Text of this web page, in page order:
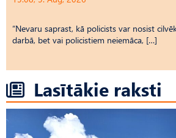
“Nevaru saprast, kā policists var nosist
darbā, bet vai policistiem neiemāca, […]
Lasītākie raksti